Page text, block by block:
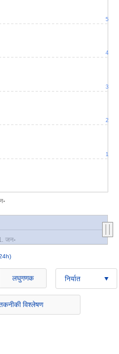
जन॰
1
2
3
4
5
लघुगणक निर्यात
विश्लेषण